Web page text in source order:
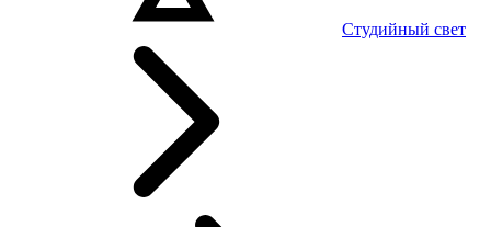
Студийный свет